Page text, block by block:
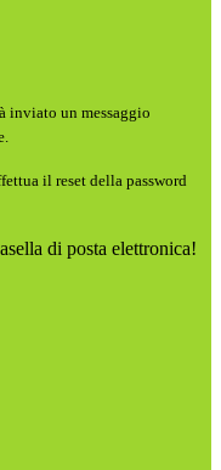
inviato un messaggio
il reset della password
di posta elettronica!